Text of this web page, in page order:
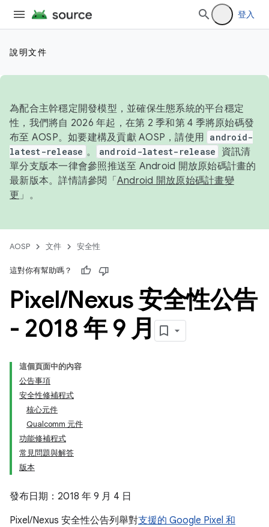
登入
說明文件
為配合主幹穩定開發模型，並確保生態系統的平台穩定
性，我們將自 2026 年起，在第 2 季和第 4 季將原始碼發
布至 AOSP。如要建構及貢獻 AOSP，請使用 android-
latest-release 。 android-latest-release
資訊清
單分支版本一律會參照推送至 Android 開放原始碼計畫的
最新版本。詳情請參閱「 Android 開放原始碼計畫變
更 」。
AOSP 文件 安全性
這對你有幫助嗎？
Pixel/Nexus 安全性公告
- 2018 年 9 月
這個頁面中的內容
公告事項
安全性修補程式
核心元件
Qualcomm 元件
功能修補程式
常見問題與解答
版本
發布日期：2018 年 9 月 4 日
Pixel/Nexus 安全性公告列舉對支援的 Google Pixel 和